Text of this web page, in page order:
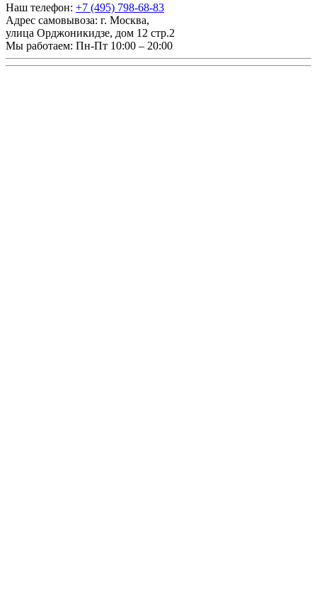
Наш телефон: +7 (495) 798-68-83
Адрес самовывоза: г. Москва,
улица Орджоникидзе, дом 12 стр.2
Мы работаем: Пн-Пт 10:00 – 20:00